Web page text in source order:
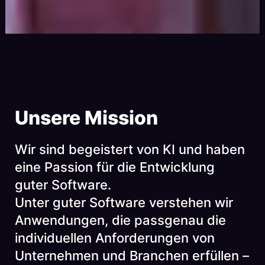
Unsere Mission
Wir sind begeistert von KI und haben
eine Passion für die Entwicklung
guter Software.
Unter guter Software verstehen wir
Anwendungen, die passgenau die
individuellen Anforderungen von
Unternehmen und Branchen erfüllen –